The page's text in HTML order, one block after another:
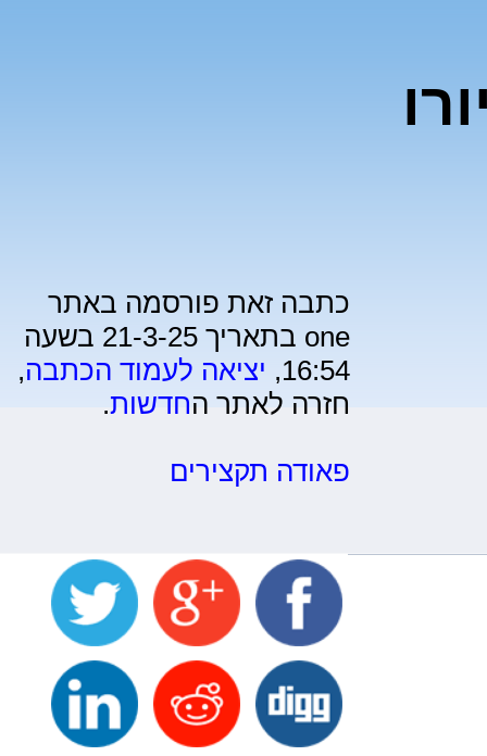
כתבה זאת פורסמה באתר
one בתאריך 21-3-25 בשעה
16:54, יציאה לעמוד הכתבה,
חזרה לאתר החדשות.
פאודה תקצירים